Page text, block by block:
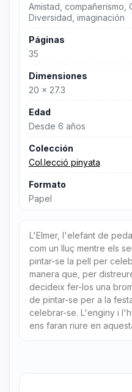
Amistad, compañerismo,
Diversidad, imaginación
Páginas
35
Dimensiones
20 x 27.3
Edad
Desde 6 años
Colección
Col.lecció pinyata
Formato
Papel
L'Elmer, l'elefant de
com un lluç mentre els
pintar-se la pell per
manera que, per
decideix fer-los una
de pintar-se per a la
celebrar-se. L'enginy i
ens faran riure en